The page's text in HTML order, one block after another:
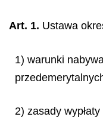
Art. 1. Ustawa
1) warunki
2) zasady